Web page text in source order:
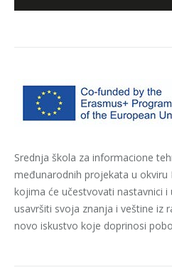
Srednja škola za informacione
međunarodnih projekata u okviru
kojima će učestvovati nastavnici i
usavršiti svoja znanja i veštine iz
novo iskustvo koje doprinosi